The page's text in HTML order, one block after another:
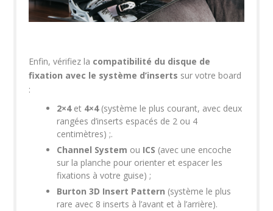
Enfin, vérifiez la compatibilité du disque de
fixation avec le système d’inserts sur votre board
:
2×4et 4×4(système le plus courant, avec deux
rangées d’inserts espacés de 2 ou 4
centimètres) ;.
Channel System ou ICS (avec une encoche
sur la planche pour orienter et espacer les
fixations à votre guise) ;
Burton 3D Insert Pattern (système le plus
rare avec 8 inserts à l’avant et à l’arrière).